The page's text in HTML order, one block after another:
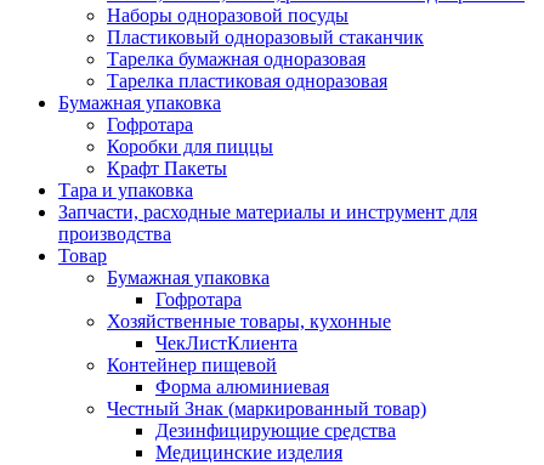
Наборы одноразовой посуды
Пластиковый одноразовый стаканчик
Тарелка бумажная одноразовая
Тарелка пластиковая одноразовая
Бумажная упаковка
Гофротара
Коробки для пиццы
Крафт Пакеты
Тара и упаковка
Запчасти, расходные материалы и инструмент для
производства
Товар
Бумажная упаковка
Гофротара
Хозяйственные товары, кухонные
ЧекЛистКлиента
Контейнер пищевой
Форма алюминиевая
Честный Знак (маркированный товар)
Дезинфицирующие средства
Медицинские изделия